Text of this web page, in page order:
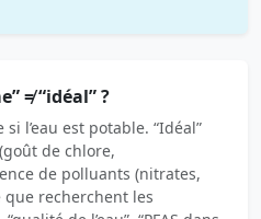
≠ “idéal” ?
l’eau est potable. “Idéal”
de chlore,
de polluants (nitrates,
que recherchent les